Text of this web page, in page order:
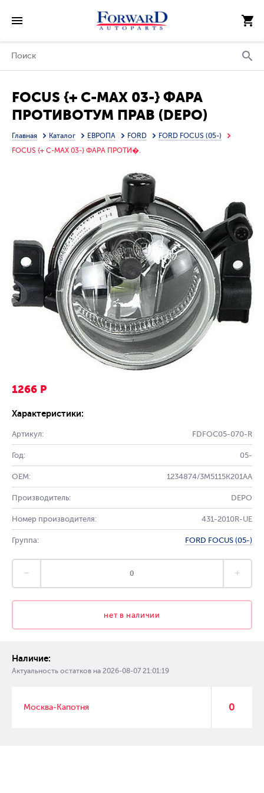
FOCUS {+ C-MAX 03-} ФАРА
ПРОТИВОТУМ ПРАВ (DEPO)
Главная Каталог ЕВРОПА FORD
FORD FOCUS (05-)
FOCUS {+ C-MAX 03-} ФАРА ПРОТИ�.
1266 Р
Характеристики:
Артикул: FDFOC05-070-R
Год: 05-
OEM: 1234874/3M5115K201AA
Производитель: DEPO
Номер производителя: 431-2010R-UE
Группа: FORD FOCUS (05-)
нет в наличии
Наличие:
Актуальность остатков на 2026-08-07 21:01:19
Москва-Капотня 0